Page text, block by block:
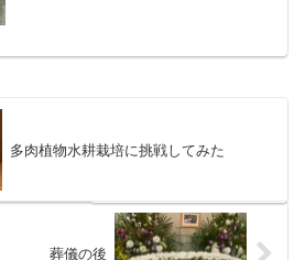
多肉植物水耕栽培に挑戦してみた
葬儀の後